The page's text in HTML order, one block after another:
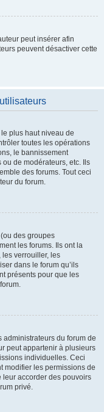
peut insérer afin
peuvent désactiver cette
plus haut niveau de
toutes les opérations
le bannissement
ou de modérateurs, etc. Ils
des forums. Tout ceci
du forum.
des groupes
les forums. Ils ont la
verrouiller, les
dans le forum qu’ils
présents pour que les
administrateurs du forum de
peut appartenir à plusieurs
individuelles. Ceci
modifier les permissions de
accorder des pouvoirs
privé.